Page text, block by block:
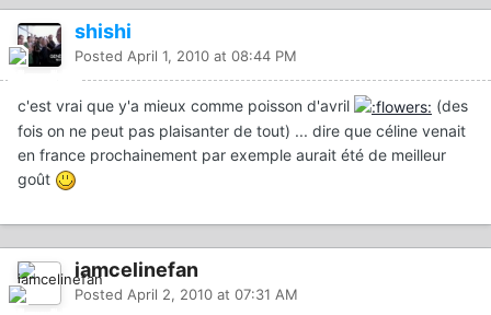
shishi
Posted April 1, 2010 at 08:44 PM
c'est vrai que y'a mieux comme poisson d'avril
(des
fois on ne peut pas plaisanter de tout) ... dire que céline venait
en france prochainement par exemple aurait été de meilleur
goût
iamcelinefan
Posted April 2, 2010 at 07:31 AM